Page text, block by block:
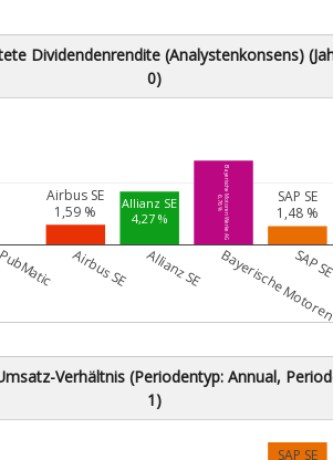
Dividendenrendite (Analystenkonsens)
0)
Airbus SE
1,59 %
Allianz SE
4,27 %
Bayerische Motoren Werke AG
6,76 % SAP SE
1,48 %
PubMatic Airbus SE Allianz SE Bayerische SAP SE
Verhältnis (Periodentyp: Annual,
1)
SAP SE